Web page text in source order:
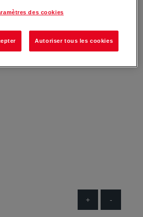
+ -
des cookies
Autoriser tous les cookies